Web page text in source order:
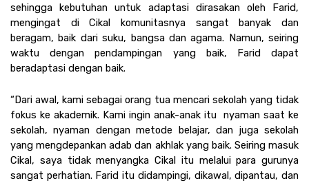
sehingga kebutuhan untuk adaptasi dirasakan oleh Farid,
mengingat di Cikal komunitasnya sangat banyak dan
beragam, baik dari suku, bangsa dan agama. Namun, seiring
waktu dengan pendampingan yang baik, Farid dapat
beradaptasi dengan baik.
“Dari awal, kami sebagai orang tua mencari sekolah yang tidak
fokus ke akademik. Kami ingin anak-anak itu  nyaman saat ke
sekolah, nyaman dengan metode belajar, dan juga sekolah
yang mengdepankan adab dan akhlak yang baik. Seiring masuk
Cikal, saya tidak menyangka Cikal itu melalui para gurunya
sangat perhatian. Farid itu didampingi, dikawal, dipantau, dan